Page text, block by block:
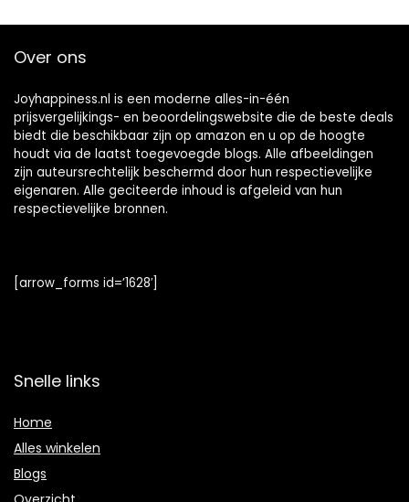
Over ons
Joyhappiness.nl is een moderne alles-in-één
prijsvergelijkings- en beoordelingswebsite die de beste deals
biedt die beschikbaar zijn op amazon en u op de hoogte
houdt via de laatst toegevoegde blogs. Alle afbeeldingen
zijn auteursrechtelijk beschermd door hun respectievelijke
eigenaren. Alle geciteerde inhoud is afgeleid van hun
respectievelijke bronnen.
[arrow_forms id=’1628′]
Snelle links
Home
Alles winkelen
Blogs